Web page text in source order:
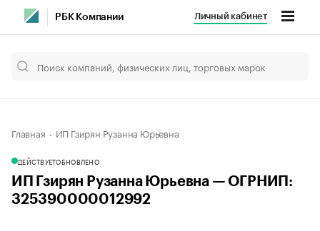
РБК Компании Личный кабинет
Главная ИП Гзирян Рузанна Юрьевна
ДЕЙСТВУЕТОБНОВЛЕНО
ИП Гзирян Рузанна Юрьевна — ОГРНИП:
325390000012992